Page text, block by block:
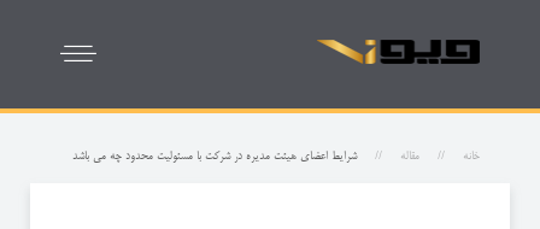
خانه مقاله شرایط اعضای هیئت مدیره در شرکت با مسئولیت محدود چه می باشد